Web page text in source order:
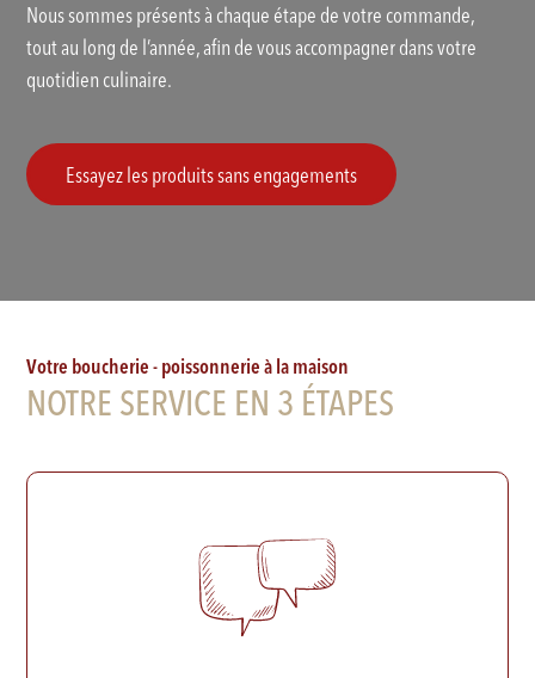
Nous sommes présents à chaque étape de votre commande,
tout au long de l’année, afin de vous accompagner dans votre
quotidien culinaire.
Essayez les produits sans engagements
Votre boucherie - poissonnerie à la maison
NOTRE SERVICE EN 3 ÉTAPES